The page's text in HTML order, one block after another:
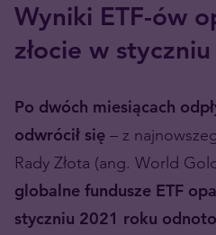
Wyniki ETF-ów
złocie w styczniu
Po dwóch miesiącach
odwrócił się – z
Rady Złota (ang. World
globalne fundusze ETF
styczniu 2021 roku